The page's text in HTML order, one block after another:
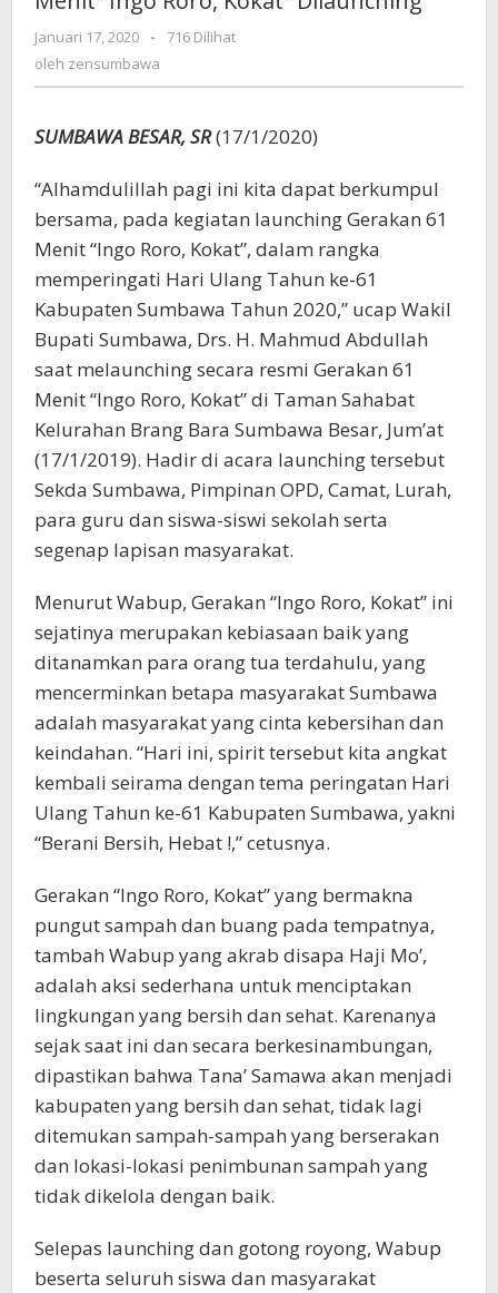
61
Menit
Januari 17, 2020
oleh
zensumbawa
-
716 Dilihat
oleh zensumbawa
SUMBAWA BESAR, SR(17/1/2020)
“Alhamdulillah pagi ini kita dapat berkumpul
bersama, pada kegiatan launching Gerakan 61
Menit “Ingo Roro, Kokat”, dalam rangka
memperingati Hari Ulang Tahun ke-61
Kabupaten Sumbawa Tahun 2020,” ucap Wakil
Bupati Sumbawa, Drs. H. Mahmud Abdullah
saat melaunching secara resmi Gerakan 61
Menit “Ingo Roro, Kokat” di Taman Sahabat
Kelurahan Brang Bara Sumbawa Besar, Jum’at
(17/1/2019). Hadir di acara launching tersebut
Sekda Sumbawa, Pimpinan OPD, Camat, Lurah,
para guru dan siswa-siswi sekolah serta
segenap lapisan masyarakat.
Menurut Wabup, Gerakan “Ingo Roro, Kokat” ini
sejatinya merupakan kebiasaan baik yang
ditanamkan para orang tua terdahulu, yang
mencerminkan betapa masyarakat Sumbawa
adalah masyarakat yang cinta kebersihan dan
keindahan. “Hari ini, spirit tersebut kita angkat
kembali seirama dengan tema peringatan Hari
Ulang Tahun ke-61 Kabupaten Sumbawa, yakni
“Berani Bersih, Hebat !,” cetusnya.
Gerakan “Ingo Roro, Kokat” yang bermakna
pungut sampah dan buang pada tempatnya,
tambah Wabup yang akrab disapa Haji Mo’,
adalah aksi sederhana untuk menciptakan
lingkungan yang bersih dan sehat. Karenanya
sejak saat ini dan secara berkesinambungan,
dipastikan bahwa Tana’ Samawa akan menjadi
kabupaten yang bersih dan sehat, tidak lagi
ditemukan sampah-sampah yang berserakan
dan lokasi-lokasi penimbunan sampah yang
tidak dikelola dengan baik.
Selepas launching dan gotong royong, Wabup
beserta seluruh siswa dan masyarakat